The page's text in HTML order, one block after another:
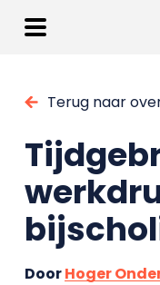
Terug naar
DoorHoger